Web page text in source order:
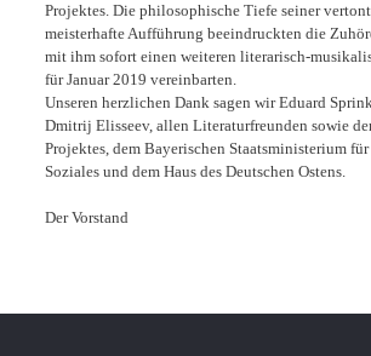
Projektes. Die philosophische Tiefe seiner
meisterhafte Aufführung beeindruckten die
mit ihm sofort einen weiteren literarisch-
für Januar 2019 vereinbarten.
Unseren herzlichen Dank sagen wir Eduard
Dmitrij Elisseev, allen Literaturfreunden sowie
Projektes, dem Bayerischen Staatsministerium
Soziales und dem Haus des Deutschen Ostens.
Der Vorstand